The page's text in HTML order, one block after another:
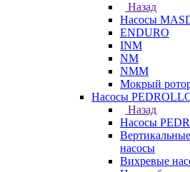
Назад
Насосы
ENDURO
INM
NM
NMM
Мокрый
Насосы
Назад
Насосы
насосы
Вихревые